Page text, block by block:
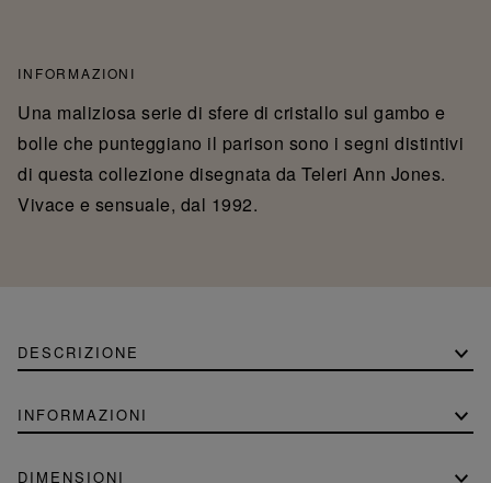
INFORMAZIONI
Una maliziosa serie di sfere di cristallo sul gambo e
bolle che punteggiano il parison sono i segni distintivi
di questa collezione disegnata da Teleri Ann Jones.
Vivace e sensuale, dal 1992.
DESCRIZIONE
INFORMAZIONI
DIMENSIONI